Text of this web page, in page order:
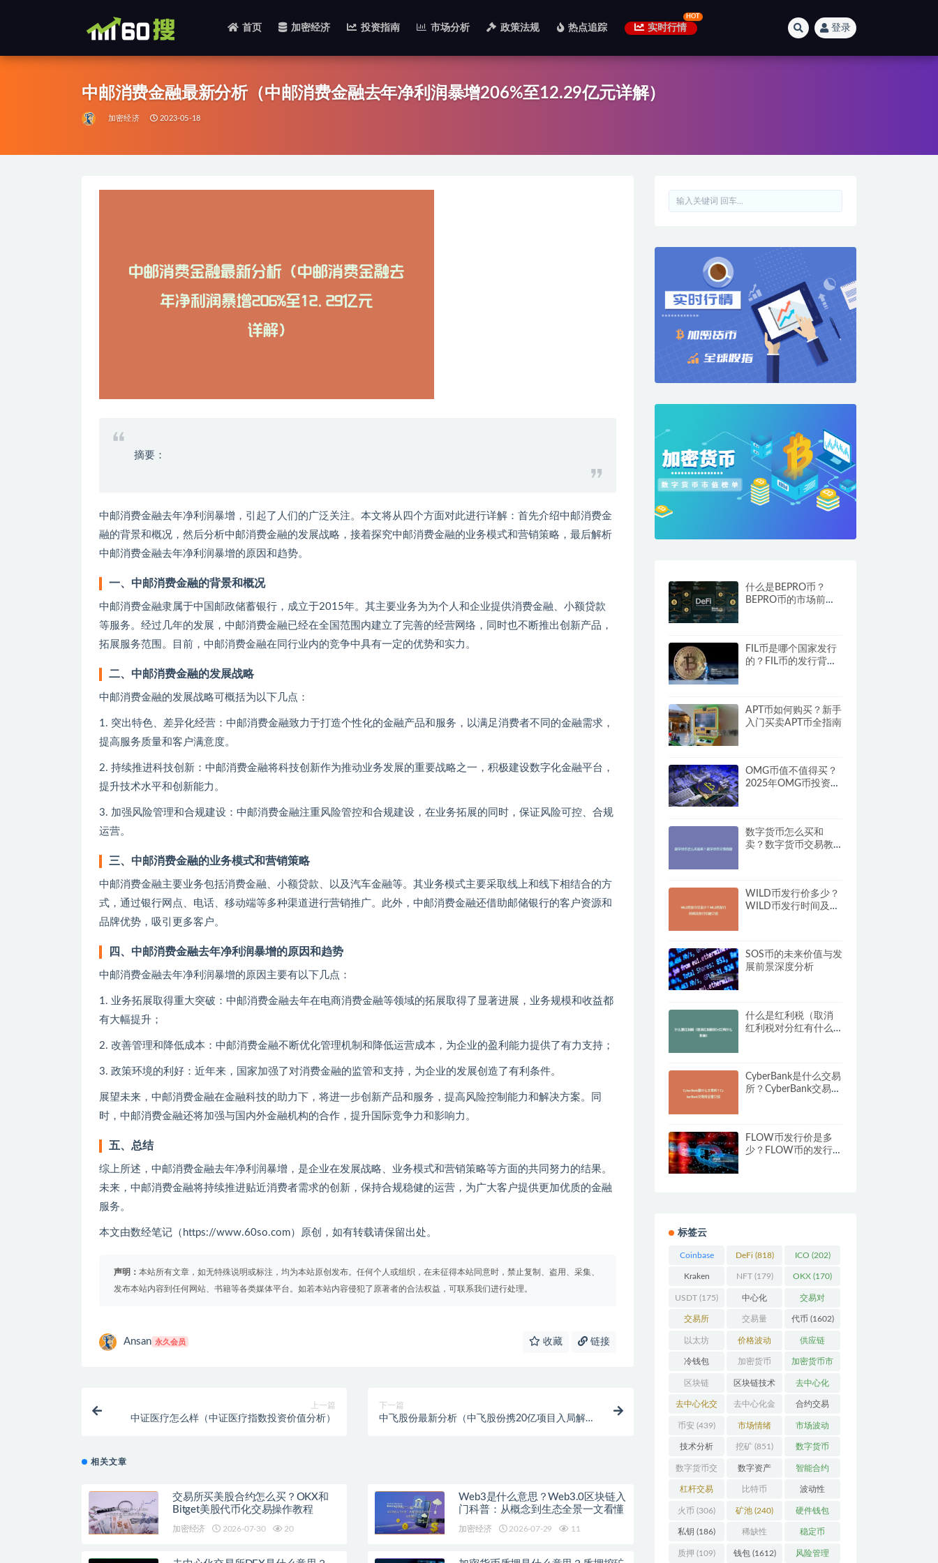
首页 加密经济 投资指南 市场分析 政策法规 热点追踪 实时行情 登录
中邮消费金融最新分析（中邮消费金融去年净利润暴增206%至12.29亿元详解）
加密经济 2023-05-18
摘要：
中邮消费金融去年净利润暴增，引起了人们的广泛关注。本文将从四个方面对此进行详解：首先介绍中邮消费金
融的背景和概况，然后分析中邮消费金融的发展战略，接着探究中邮消费金融的业务模式和营销策略，最后解析
中邮消费金融去年净利润暴增的原因和趋势。
一、中邮消费金融的背景和概况
中邮消费金融隶属于中国邮政储蓄银行，成立于2015年。其主要业务为为个人和企业提供消费金融、小额贷款
等服务。经过几年的发展，中邮消费金融已经在全国范围内建立了完善的经营网络，同时也不断推出创新产品，
拓展服务范围。目前，中邮消费金融在同行业内的竞争中具有一定的优势和实力。
二、中邮消费金融的发展战略
中邮消费金融的发展战略可概括为以下几点：
1. 突出特色、差异化经营：中邮消费金融致力于打造个性化的金融产品和服务，以满足消费者不同的金融需求，
提高服务质量和客户满意度。
2. 持续推进科技创新：中邮消费金融将科技创新作为推动业务发展的重要战略之一，积极建设数字化金融平台，
提升技术水平和创新能力。
3. 加强风险管理和合规建设：中邮消费金融注重风险管控和合规建设，在业务拓展的同时，保证风险可控、合规
运营。
三、中邮消费金融的业务模式和营销策略
中邮消费金融主要业务包括消费金融、小额贷款、以及汽车金融等。其业务模式主要采取线上和线下相结合的方
式，通过银行网点、电话、移动端等多种渠道进行营销推广。此外，中邮消费金融还借助邮储银行的客户资源和
品牌优势，吸引更多客户。
四、中邮消费金融去年净利润暴增的原因和趋势
中邮消费金融去年净利润暴增的原因主要有以下几点：
1. 业务拓展取得重大突破：中邮消费金融去年在电商消费金融等领域的拓展取得了显著进展，业务规模和收益都
有大幅提升；
2. 改善管理和降低成本：中邮消费金融不断优化管理机制和降低运营成本，为企业的盈利能力提供了有力支持；
3. 政策环境的利好：近年来，国家加强了对消费金融的监管和支持，为企业的发展创造了有利条件。
展望未来，中邮消费金融在金融科技的助力下，将进一步创新产品和服务，提高风险控制能力和解决方案。同
时，中邮消费金融还将加强与国内外金融机构的合作，提升国际竞争力和影响力。
五、总结
综上所述，中邮消费金融去年净利润暴增，是企业在发展战略、业务模式和营销策略等方面的共同努力的结果。
未来，中邮消费金融将持续推进贴近消费者需求的创新，保持合规稳健的运营，为广大客户提供更加优质的金融
服务。
本文由数经笔记（https://www.60so.com）原创，如有转载请保留出处。
声明： 本站所有文章，如无特殊说明或标注，均为本站原创发布。任何个人或组织，在未征得本站同意时，禁止复制、盗用、采集、
发布本站内容到任何网站、书籍等各类媒体平台。如若本站内容侵犯了原著者的合法权益，可联系我们进行处理。
Ansan 永久会员 收藏 链接
上一篇
中证医疗怎么样（中证医疗指数投资价值分析）
下一篇
中飞股份最新分析（中飞股份携20亿项目入局解
相关文章
交易所买美股合约怎么买？OKX和
Bitget美股代币化交易操作教程
加密经济 2026-07-30 20
Web3是什么意思？Web3.0区块链入
门科普：从概念到生态全景一文看懂
加密经济 2026-07-29 11
什么是BEPRO币？
BEPRO币的市场前景
FIL币是哪个国家发行
的？FIL币的发行背景
APT币如何购买？新手
入门买卖APT币全指南
OMG币值不值得买？
2025年OMG币投资机
数字货币怎么买和
卖？数字货币交易教
WILD币发行价多少？
WILD币发行时间及发
SOS币的未来价值与发
展前景深度分析
什么是红利税（取消
红利税对分红有什么
CyberBank是什么交易
所？CyberBank交易所
FLOW币发行价是多
少？FLOW币的发行价
标签云
Coinbase
(206)
DeFi (818) ICO (202)
Kraken
(104)
NFT(179) OKX (170)
USDT (175) 中心化
(3923)
交易对
(359)
交易所
(2164)
交易量
(246)
代币 (1602)
以太坊
(742)
价格波动
(630)
供应链
(118)
冷钱包
(175)
加密货币
(5442)
加密货币市
场(701)
区块链
(4599)
区块链技术
(528)
去中心化
(4087)
去中心化交
易所 (196)
去中心化金
融(111)
合约交易
(182)
币安 (439) 市场情绪
(337)
市场波动
(279)
技术分析
(148)
挖矿 (851) 数字货币
(8679)
数字货币交
易(150)
数字资产
(286)
智能合约
(532)
杠杆交易
(231)
比特币
(2378)
波动性
(352)
火币 (306) 矿池 (240) 硬件钱包
(170)
私钥 (186) 稀缺性
(193)
稳定币
(112)
质押 (109) 钱包(1612) 风险管理